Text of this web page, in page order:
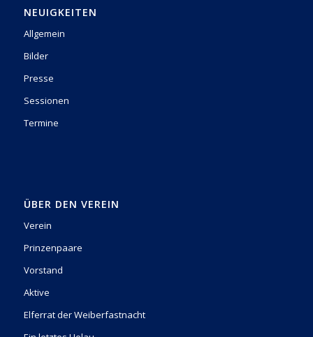
NEUIGKEITEN
Allgemein
Bilder
Presse
Sessionen
Termine
ÜBER DEN VEREIN
Verein
Prinzenpaare
Vorstand
Aktive
Elferrat der Weiberfastnacht